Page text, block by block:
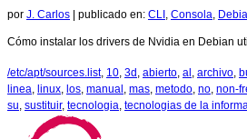
por J. Carlos publicado en: CLI , Consola,
Cómo instalar los drivers de Nvidia en Debian
/etc/apt/sources.list, 10, 3d , abierto, al , archivo,
linea, linux, los, manual , mas, metodo, no, non-
su, sustituir, tecnologia, tecnologias de la